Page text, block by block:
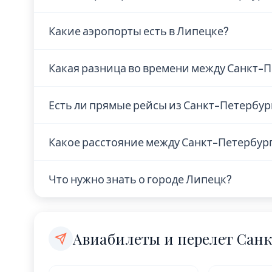
Airport (PIE), Albert Whitted Airport (SPG),
Какие аэропорты есть в Липецке?
Какая разница во времени между Санкт-
Есть ли прямые рейсы из Санкт-
авиакомпании. Рекомендуем проверить
рейса без пересадок.
Какое расстояние между Санкт-
выходные.
Что нужно знать о городе Липецк?
Авиабилеты и перелет